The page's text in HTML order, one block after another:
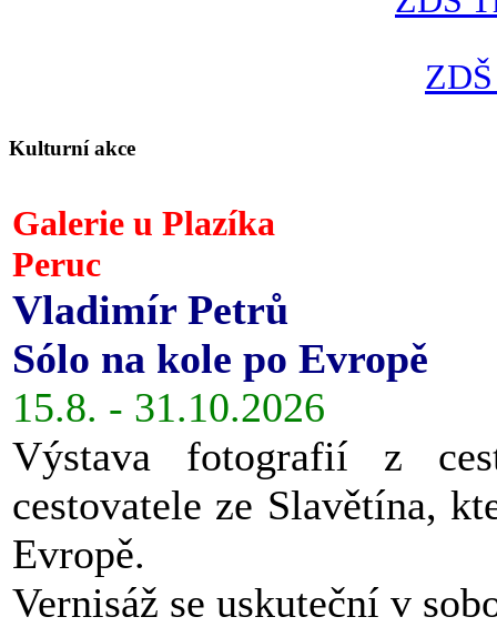
Kulturní akce
Galerie u Plazíka
Peruc
Vladimír Petrů
Sólo na kole po Evropě
15.8. - 31.10.2026
Výstava fotografií z
cestovatele ze Slavětína,
Evropě.
Vernisáž se uskuteční v